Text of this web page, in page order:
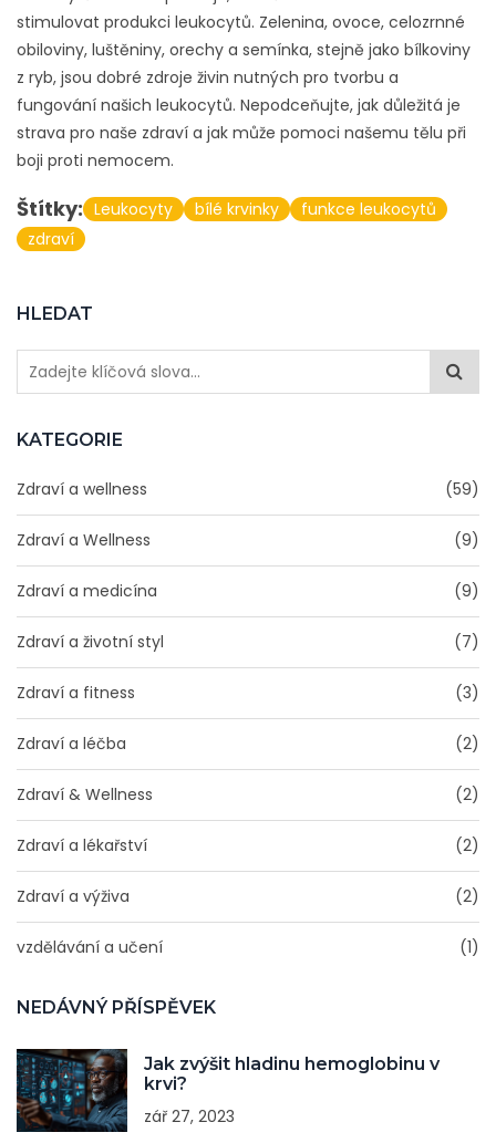
HLEDAT
KATEGORIE
Zdraví a wellness (59)
Zdraví a Wellness (9)
Zdraví a medicína (9)
Zdraví a životní styl (7)
Zdraví a fitness (3)
Zdraví a léčba (2)
Zdraví & Wellness (2)
Zdraví a lékařství (2)
Zdraví a výživa (2)
vzdělávání a učení (1)
NEDÁVNÝ PŘÍSPĚVEK
Jak zvýšit hladinu hemoglobinu v
krvi?
zář 27, 2023
stimulovat produkci leukocytů. Zelenina, ovoce, celozrnné
obiloviny, luštěniny, orechy a semínka, stejně jako bílkoviny
z ryb, jsou dobré zdroje živin nutných pro tvorbu a
fungování našich leukocytů. Nepodceňujte, jak důležitá je
strava pro naše zdraví a jak může pomoci našemu tělu při
boji proti nemocem.
Štítky: Leukocyty bílé krvinky
funkce leukocytů
zdraví